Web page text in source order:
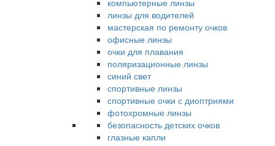
компьютерные линзы
линзы для водителей
мастерская по ремонту очков
офисные линзы
очки для плавания
поляризационные линзы
синий свет
спортивные линзы
спортивные очки с диоптриями
фотохромные линзы
безопасность детских очков
глазные капли